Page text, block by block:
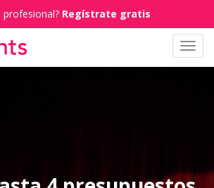
profesional? Regístrate gratis